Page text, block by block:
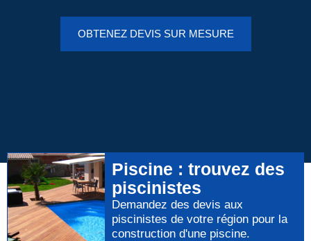
OBTENEZ DEVIS SUR MESURE
Piscine : trouvez des
piscinistes
Demandez des devis aux
piscinistes de votre région pour la
construction d'une piscine.